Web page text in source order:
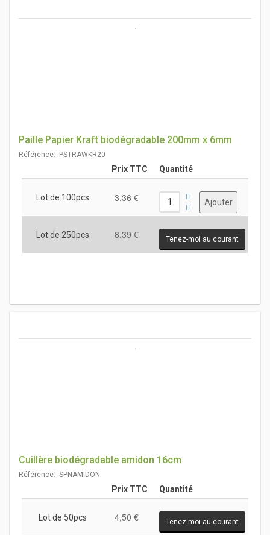
Paille Papier Kraft biodégradable 200mm x 6mm
Référence: PSTRAWKR20
Prix TTC Quantité
Lot de 100pcs 3,36 €
Lot de 250pcs 8,39 € Tenez-moi au courant
Cuillère biodégradable amidon 16cm
Référence: SPNAMIDON
Prix TTC Quantité
Lot de 50pcs 4,50 € Tenez-moi au courant